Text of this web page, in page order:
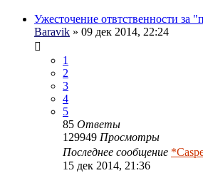
Ужесточение отвтственности за
Baravik » 09 дек 2014, 22:24
1
2
3
4
5
85 Ответы
129949 Просмотры
Последнее сообщение
15 дек 2014, 21:36